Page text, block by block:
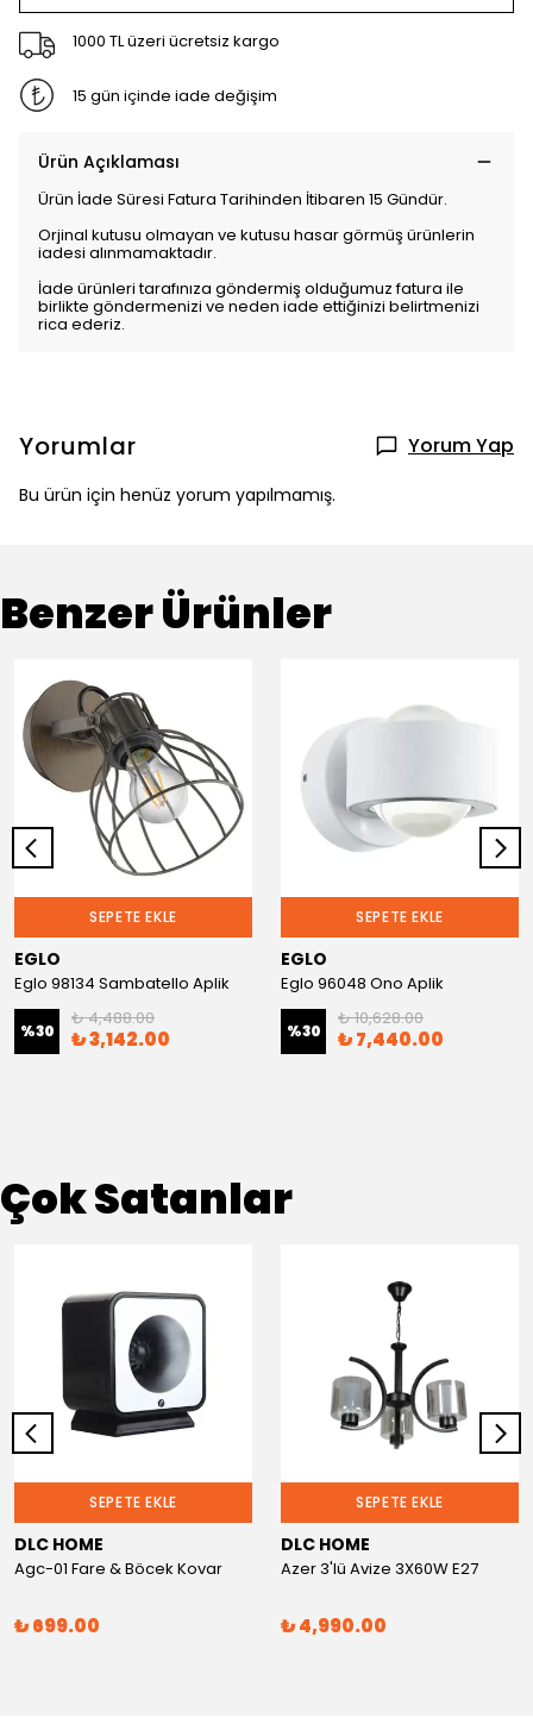
1000 TL üzeri ücretsiz kargo
15 gün içinde iade değişim
Ürün Açıklaması
Ürün İade Süresi Fatura Tarihinden İtibaren 15 Gündür.
Orjinal kutusu olmayan ve kutusu hasar görmüş ürünlerin
iadesi alınmamaktadır.
İade ürünleri tarafınıza göndermiş olduğumuz fatura ile
birlikte göndermenizi ve neden iade ettiğinizi belirtmenizi
rica ederiz.
Yorumlar Yorum Yap
Bu ürün için henüz yorum yapılmamış.
Benzer Ürünler
SEPETE EKLE
EGLO
Eglo 98134 Sambatello Aplik
%30
₺ 4,488.00
₺ 3,142.00
SEPETE EKLE
EGLO
Eglo 96048 Ono Aplik
%30
₺ 10,628.00
₺ 7,440.00
Çok Satanlar
SEPETE EKLE
DLC HOME
Agc-01 Fare & Böcek Kovar
₺ 699.00
SEPETE EKLE
DLC HOME
Azer 3'lü Avize 3X60W E27
₺ 4,990.00